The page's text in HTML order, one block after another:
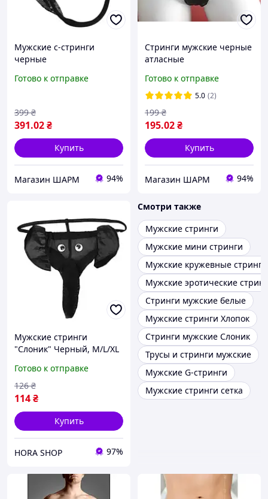
Мужские с-стринги
черные
Готово к отправке
391.02₴
399 ₴
Купить
Магазин ШАРМ 94%
Стринги мужские черные
атласные
Готово к отправке
5.0 (2)
195.02₴
199 ₴
Купить
Магазин ШАРМ 94%
Мужские стринги
"Слоник" Черный, M/L/XL
Готово к отправке
114₴
126 ₴
Купить
HORA SHOP 97%
Смотри также
Мужские стринги
Мужские мини стринги
Мужские кружевные стринги
Мужские эротические
Стринги мужские белые
Мужские стринги Хлопок
Стринги мужские Слоник
Трусы и стринги мужские
Мужские G-стринги
Мужские стринги сетка